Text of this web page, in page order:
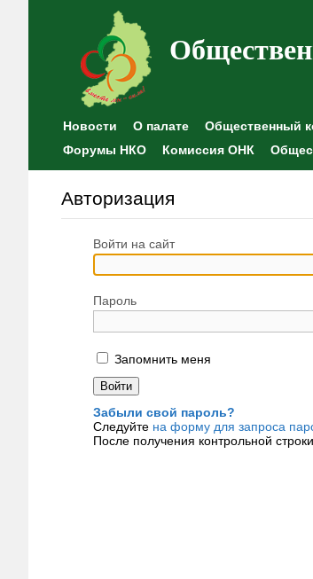
Новости О палате Общественный
Форумы НКО
Комиссия ОНК
Авторизация
Войти на сайт
Пароль
Запомнить меня
Забыли свой пароль?
Следуйте на форму для запроса
После получения контрольной